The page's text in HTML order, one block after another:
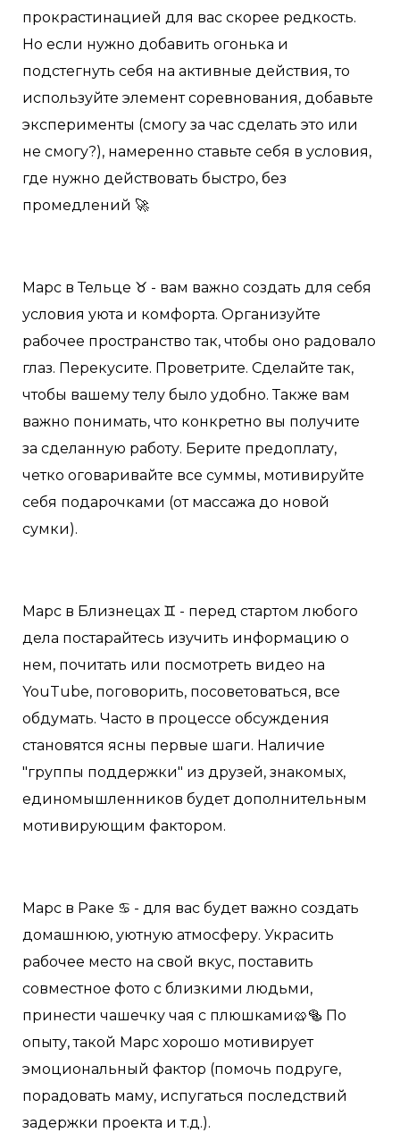
прокрастинацией для вас скорее редкость.
Но если нужно добавить огонька и
подстегнуть себя на активные действия, то
используйте элемент соревнования, добавьте
эксперименты (смогу за час сделать это или
не смогу?), намеренно ставьте себя в условия,
где нужно действовать быстро, без
промедлений 🚀
Марс в Тельце ♉️ - вам важно создать для себя
условия уюта и комфорта. Организуйте
рабочее пространство так, чтобы оно радовало
глаз. Перекусите. Проветрите. Сделайте так,
чтобы вашему телу было удобно. Также вам
важно понимать, что конкретно вы получите
за сделанную работу. Берите предоплату,
четко оговаривайте все суммы, мотивируйте
себя подарочками (от массажа до новой
сумки).
Марс в Близнецах ♊️ - перед стартом любого
дела постарайтесь изучить информацию о
нем, почитать или посмотреть видео на
YouTube, поговорить, посоветоваться, все
обдумать. Часто в процессе обсуждения
становятся ясны первые шаги. Наличие
"группы поддержки" из друзей, знакомых,
единомышленников будет дополнительным
мотивирующим фактором.
Марс в Раке ♋️ - для вас будет важно создать
домашнюю, уютную атмосферу. Украсить
рабочее место на свой вкус, поставить
совместное фото с близкими людьми,
принести чашечку чая с плюшками🥨🥯 По
опыту, такой Марс хорошо мотивирует
эмоциональный фактор (помочь подруге,
порадовать маму, испугаться последствий
задержки проекта и т.д.).